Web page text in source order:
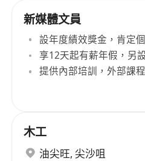
新媒體文員
設年度績效獎金，肯定
享12天起有薪年假，另
提供內部培訓，外部課
木工
油尖旺, 尖沙咀